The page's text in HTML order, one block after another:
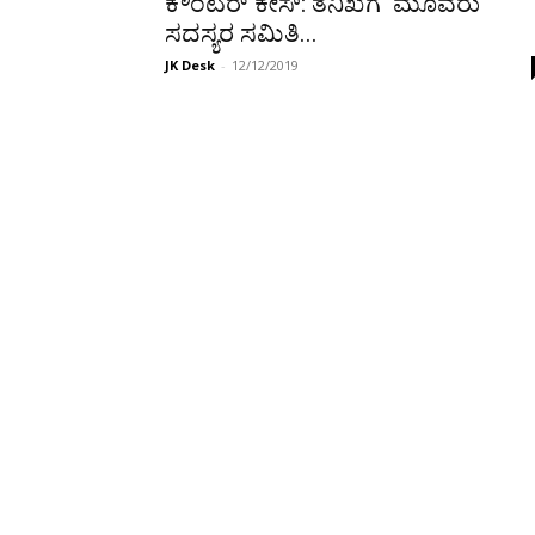
ಸದಸ್ಯರ ಸಮಿತಿ...
JK Desk - 12/12/2019